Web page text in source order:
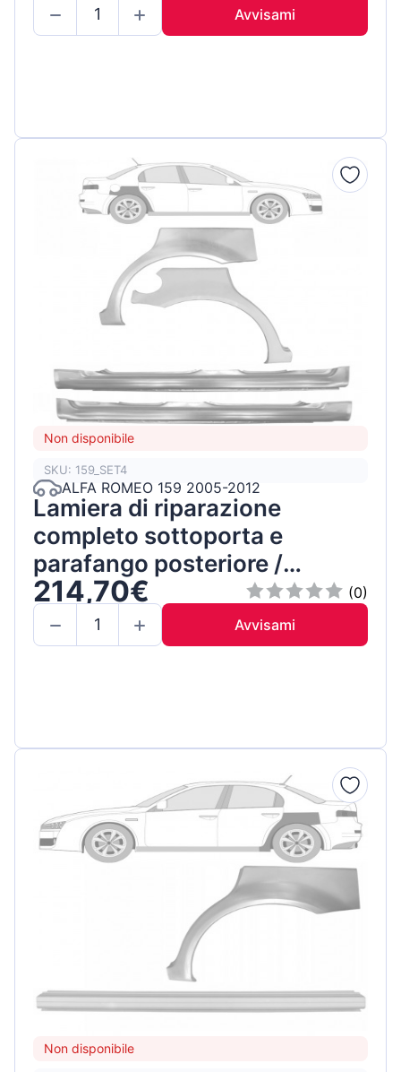
Avvisami
Non disponibile
SKU: 159_SET4
ALFA ROMEO 159 2005-2012
Lamiera di riparazione
completo sottoporta e
parafango posteriore /
Sinistra+Destra / Set
214,70€
(0)
Avvisami
Non disponibile